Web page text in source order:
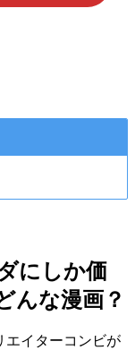
にしか価
んな漫画？
エイターコンビが